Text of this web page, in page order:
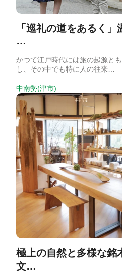
「巡礼の道をあるく
…
かつて江戸時代には旅の起源と
し、その中でも特に人の往来…
中南勢(津市)
極上の自然と多様な銘
文…